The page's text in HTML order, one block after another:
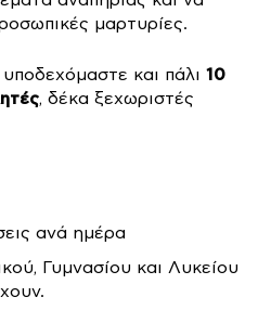
μαρτυρίες.
και πάλι 10
, δέκα ξεχωριστές
ανά ημέρα
Γυμνασίου και Λυκείου